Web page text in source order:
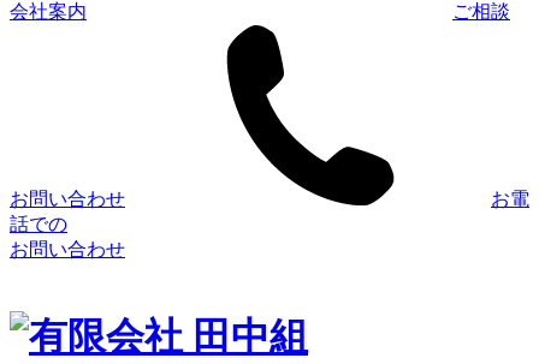
会社案内 ご相談
お問い合わせ
お電
話での
お問い合わせ